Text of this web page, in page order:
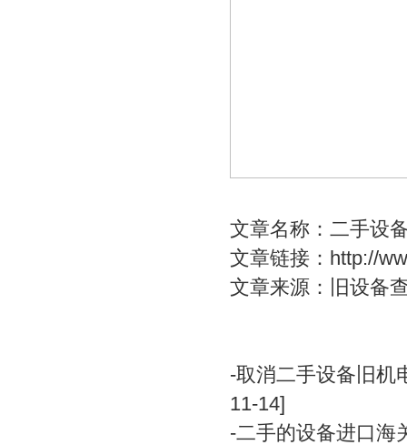
文章名称：二手设
文章链接： http://
文章来源：旧设备
-取消二手设备旧机
11-14]
-二手的设备进口海